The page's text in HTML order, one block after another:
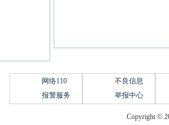
网络110
报警服务
不良信息
举报中心
Copyright ©